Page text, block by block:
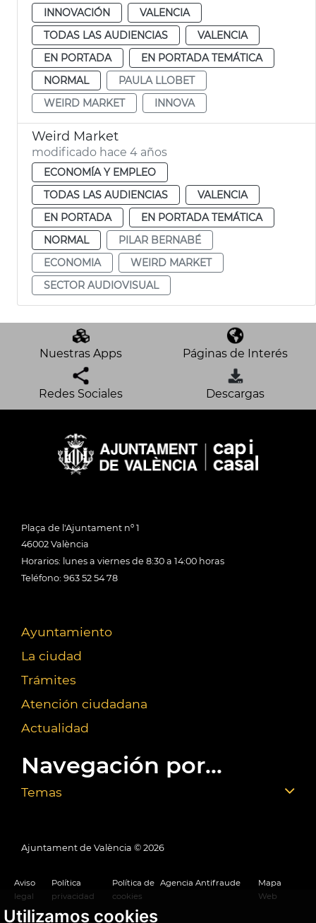
Utilizamos cookies
INNOVACIÓN
VALENCIA
TODAS LAS AUDIENCIAS
VALENCIA
EN PORTADA
EN PORTADA TEMÁTICA
NORMAL
PAULA LLOBET
WEIRD MARKET
INNOVA
Weird Market
modificado hace 4 años
ECONOMÍA Y EMPLEO
TODAS LAS AUDIENCIAS
VALENCIA
EN PORTADA
EN PORTADA TEMÁTICA
NORMAL
PILAR BERNABÉ
ECONOMIA
WEIRD MARKET
SECTOR AUDIOVISUAL
Nuestras Apps Páginas de Interés
Redes Sociales Descargas
Plaça de l'Ajuntament nº 1
46002 València
Horarios: lunes a viernes de 8:30 a 14:00 horas
Teléfono: 963 52 54 78
Ayuntamiento
La ciudad
Trámites
Atención ciudadana
Actualidad
Navegación por...
Temas
Ajuntament de València © 2026
Aviso
legal
Política
privacidad
Política de
cookies
Agencia Antifraude
Mapa
Web